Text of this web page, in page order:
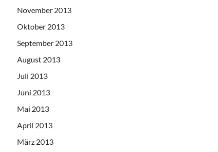
November 2013
Oktober 2013
September 2013
August 2013
Juli 2013
Juni 2013
Mai 2013
April 2013
März 2013